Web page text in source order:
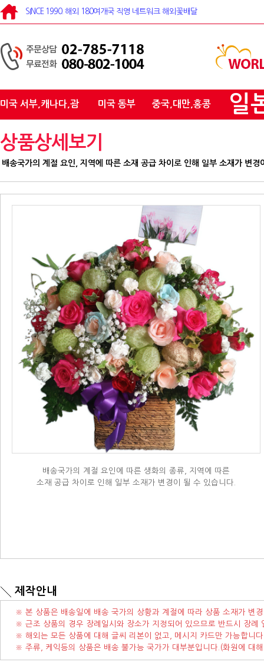
SINCE 1990. 해외 180여개국 직영 네트워크 해외꽃배달
미국 서부,캐나다,괌 미국 동부 중국,대만,홍콩 일
상품상세보기
배송국가의 계절 요인, 지역에 따른 소재 공급 차이로 인해 일부 소재가 변경
배송국가의 계절 요인에 따른 생화의 종류, 지역에 따른
소재 공급 차이로 인해 일부 소재가 변경이 될 수 있습니다.
제작안내
※ 본 상품은 배송일에 배송 국가의 상황과 계절에 따라 상품 소재가 변
※ 근조 상품의 경우 장례일시와 장소가 지정되어 있으므로 반드시 장례
※ 해외는 모든 상품에 대해 글씨 리본이 없고, 메시지 카드만 가능합니
※ 주류, 케익등의 상품은 배송 불가능 국가가 대부분입니다.(화원에 대